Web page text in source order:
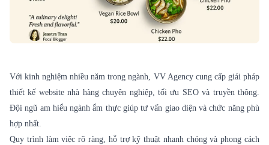
Với kinh nghiệm nhiều năm trong ngành, VV Agency cung cấp giải pháp
thiết kế websitenhà hàng chuyên nghiệp, tối ưu SEO và truyền thông.
Đội ngũ am hiểu ngành ẩm thực giúp tư vấn giao diện và chức năng phù
hợp nhất.
Quy trình làm việc rõ ràng, hỗ trợ kỹ thuật nhanh chóng và phong cách